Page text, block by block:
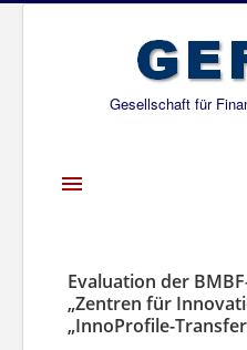
Gesellschaft für
Toggle
Über uns
Projekte
Evaluation der
„Zentren für
„InnoProfile-